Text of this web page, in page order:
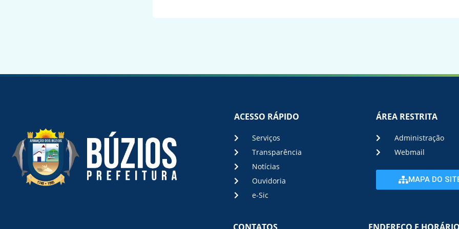
ACESSO RÁPIDO
Serviços
Transparência
Notícias
Ouvidoria
e-Sic
ÁREA RESTRITA
Administração
Webmail
MAPA DO